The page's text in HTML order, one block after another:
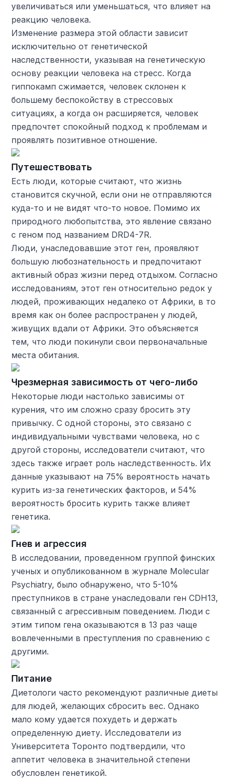
увеличиваться или уменьшаться, что влияет на
реакцию человека.
Изменение размера этой области зависит
исключительно от генетической
наследственности, указывая на генетическую
основу реакции человека на стресс. Когда
гиппокамп сжимается, человек склонен к
большему беспокойству в стрессовых
ситуациях, а когда он расширяется, человек
предпочтет спокойный подход к проблемам и
проявлять позитивное отношение.
Путешествовать
Есть люди, которые считают, что жизнь
становится скучной, если они не отправляются
куда-то и не видят что-то новое. Помимо их
природного любопытства, это явление связано
с геном под названием DRD4-7R.
Люди, унаследовавшие этот ген, проявляют
большую любознательность и предпочитают
активный образ жизни перед отдыхом. Согласно
исследованиям, этот ген относительно редок у
людей, проживающих недалеко от Африки, в то
время как он более распространен у людей,
живущих вдали от Африки. Это объясняется
тем, что люди покинули свои первоначальные
места обитания.
Чрезмерная зависимость от чего-либо
Некоторые люди настолько зависимы от
курения, что им сложно сразу бросить эту
привычку. С одной стороны, это связано с
индивидуальными чувствами человека, но с
другой стороны, исследователи считают, что
здесь также играет роль наследственность. Их
данные указывают на 75% вероятность начать
курить из-за генетических факторов, и 54%
вероятность бросить курить также влияет
генетика.
Гнев и агрессия
В исследовании, проведенном группой финских
ученых и опубликованном в журнале Molecular
Psychiatry, было обнаружено, что 5-10%
преступников в стране унаследовали ген CDH13,
связанный с агрессивным поведением. Люди с
этим типом гена оказываются в 13 раз чаще
вовлеченными в преступления по сравнению с
другими.
Питание
Диетологи часто рекомендуют различные диеты
для людей, желающих сбросить вес. Однако
мало кому удается похудеть и держать
определенную диету. Исследователи из
Университета Торонто подтвердили, что
аппетит человека в значительной степени
обусловлен генетикой.